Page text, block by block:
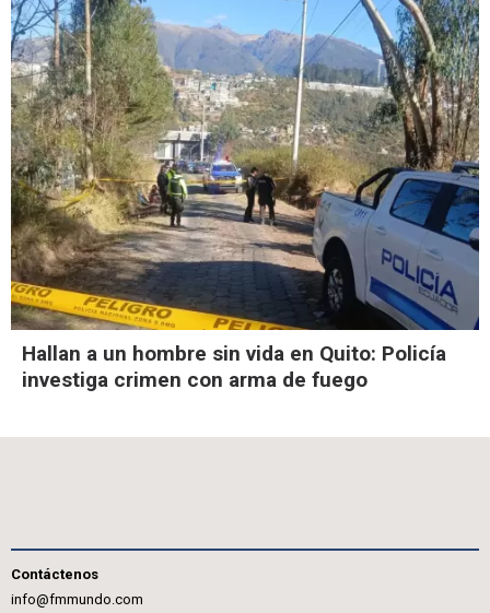
Hallan a un hombre sin vida en Quito: Policía
investiga crimen con arma de fuego
Contáctenos
info@fmmundo.com